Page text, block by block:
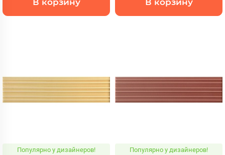
Популярно у дизайнеров! Популярно у дизайнеров!